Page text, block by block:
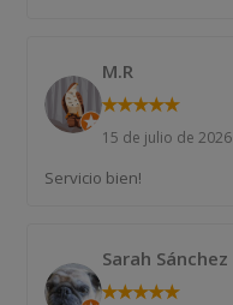
M.R
★★★★★
15 de julio de 2026
Servicio bien!
Sarah Sánchez
★★★★★